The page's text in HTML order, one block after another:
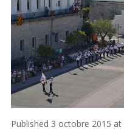
Published 3 octobre 2015 at